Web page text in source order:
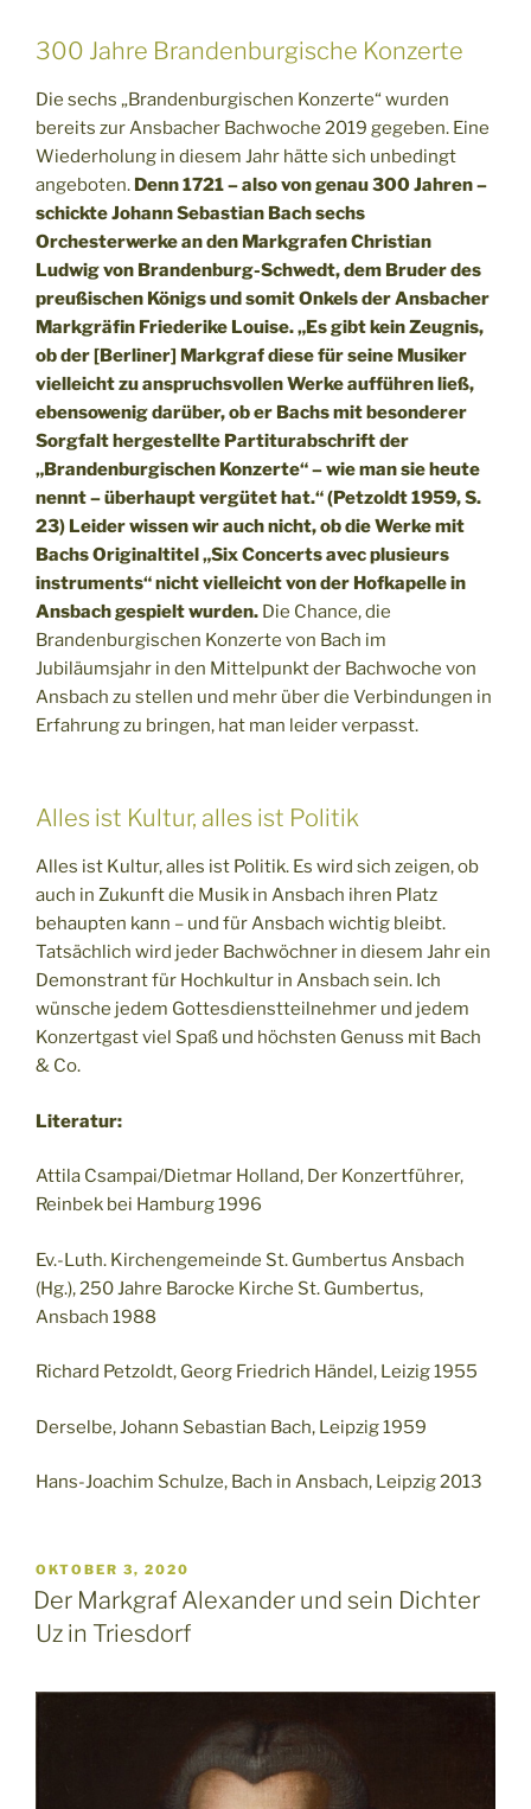
300 Jahre Brandenburgische Konzerte
Die sechs „Brandenburgischen Konzerte“ wurden
bereits zur Ansbacher Bachwoche 2019 gegeben. Eine
Wiederholung in diesem Jahr hätte sich unbedingt
angeboten. Denn 1721 – also von genau 300 Jahren –
schickte Johann Sebastian Bach sechs
Orchesterwerke an den Markgrafen Christian
Ludwig von Brandenburg-Schwedt, dem Bruder des
preußischen Königs und somit Onkels der Ansbacher
Markgräfin Friederike Louise. „Es gibt kein Zeugnis,
ob der [Berliner] Markgraf diese für seine Musiker
vielleicht zu anspruchsvollen Werke aufführen ließ,
ebensowenig darüber, ob er Bachs mit besonderer
Sorgfalt hergestellte Partiturabschrift der
„Brandenburgischen Konzerte“ – wie man sie heute
nennt – überhaupt vergütet hat.“ (Petzoldt 1959, S.
23) Leider wissen wir auch nicht, ob die Werke mit
Bachs Originaltitel „Six Concerts avec plusieurs
instruments“ nicht vielleicht von der Hofkapelle in
Ansbach gespielt wurden. Die Chance, die
Brandenburgischen Konzerte von Bach im
Jubiläumsjahr in den Mittelpunkt der Bachwoche von
Ansbach zu stellen und mehr über die Verbindungen in
Erfahrung zu bringen, hat man leider verpasst.
Alles ist Kultur, alles ist Politik
Alles ist Kultur, alles ist Politik. Es wird sich zeigen, ob
auch in Zukunft die Musik in Ansbach ihren Platz
behaupten kann – und für Ansbach wichtig bleibt.
Tatsächlich wird jeder Bachwöchner in diesem Jahr ein
Demonstrant für Hochkultur in Ansbach sein. Ich
wünsche jedem Gottesdienstteilnehmer und jedem
Konzertgast viel Spaß und höchsten Genuss mit Bach
& Co.
Literatur:
Attila Csampai/Dietmar Holland, Der Konzertführer,
Reinbek bei Hamburg 1996
Ev.-Luth. Kirchengemeinde St. Gumbertus Ansbach
(Hg.), 250 Jahre Barocke Kirche St. Gumbertus,
Ansbach 1988
Richard Petzoldt, Georg Friedrich Händel, Leizig 1955
Derselbe, Johann Sebastian Bach, Leipzig 1959
Hans-Joachim Schulze, Bach in Ansbach, Leipzig 2013
VERÖFFENTLICHT
AM
OKTOBER 3, 2020
Der Markgraf Alexander und sein Dichter
Uz in Triesdorf